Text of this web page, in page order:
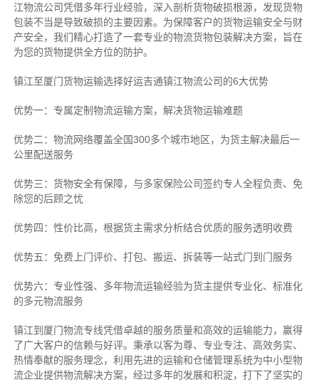
江物流公司凭借多年行业经验，深入剖析货物破损根源，发现货物
包装不当是导致破损的主要因素。为保障客户的货物运输安全与财
产安全，我们精心打造了一套专业的物流货物包装解决方案，旨在
为您的货物提供全方位的防护。
镇江至厦门货物运输选择好运吉通镇江物流公司的6大优势
优势一：专属定制物流运输方案，解决货物运输难题
优势二：物流网络覆盖全国300多个城市地区，为货主解决最后一
公里配送服务
优势三：货物安全有保障，与多家保险公司签约专人全程负责、免
除您的后顾之忧
优势四：性价比高，根据货主需求分析结合优质的服务透明收费
优势五：免费上门评价、打包、搬运、拆装等一站式门到门服务
优势六：专业性强、多年物流运输经验为货主提供专业化、标准化
的多元物流服务
镇江到厦门物流专线凭借卓越的服务质量和高效的运输能力，赢得
了广大客户的信赖与好评。 秉承以客为尊、专业专注、高效务实、
热情奉献的服务理念，利用先进的运输和仓储管理系统为中小型物
流企业提供物流解决方案，经过多年的发展和积淀，打下了坚实的